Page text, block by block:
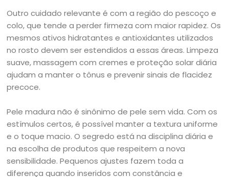
Outro cuidado relevante é com a região do pescoço e
colo, que tende a perder firmeza com maior rapidez. Os
mesmos ativos hidratantes e antioxidantes utilizados
no rosto devem ser estendidos a essas áreas. Limpeza
suave, massagem com cremes e proteção solar diária
ajudam a manter o tônus e prevenir sinais de flacidez
precoce.
Pele madura não é sinônimo de pele sem vida. Com os
estímulos certos, é possível manter a textura uniforme
e o toque macio. O segredo está na disciplina diária e
na escolha de produtos que respeitem a nova
sensibilidade. Pequenos ajustes fazem toda a
diferença quando inseridos com constância e